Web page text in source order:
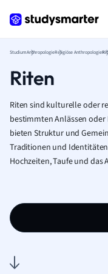
StudiumAnthropologieReligiöse Anthropologie
Riten
Riten sind kulturelle oder
bestimmten Anlässen
bieten Struktur und
Traditionen und
Hochzeiten, Taufe und das